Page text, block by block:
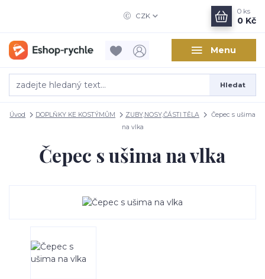
Menu
CZK
Hledat
0 ks
0 Kč
Úvod DOPLŇKY KE KOSTÝMŮM ZUBY,NOSY,ČÁSTI TĚLA
Čepec s ušima
na vlka
Čepec s ušima na vlka